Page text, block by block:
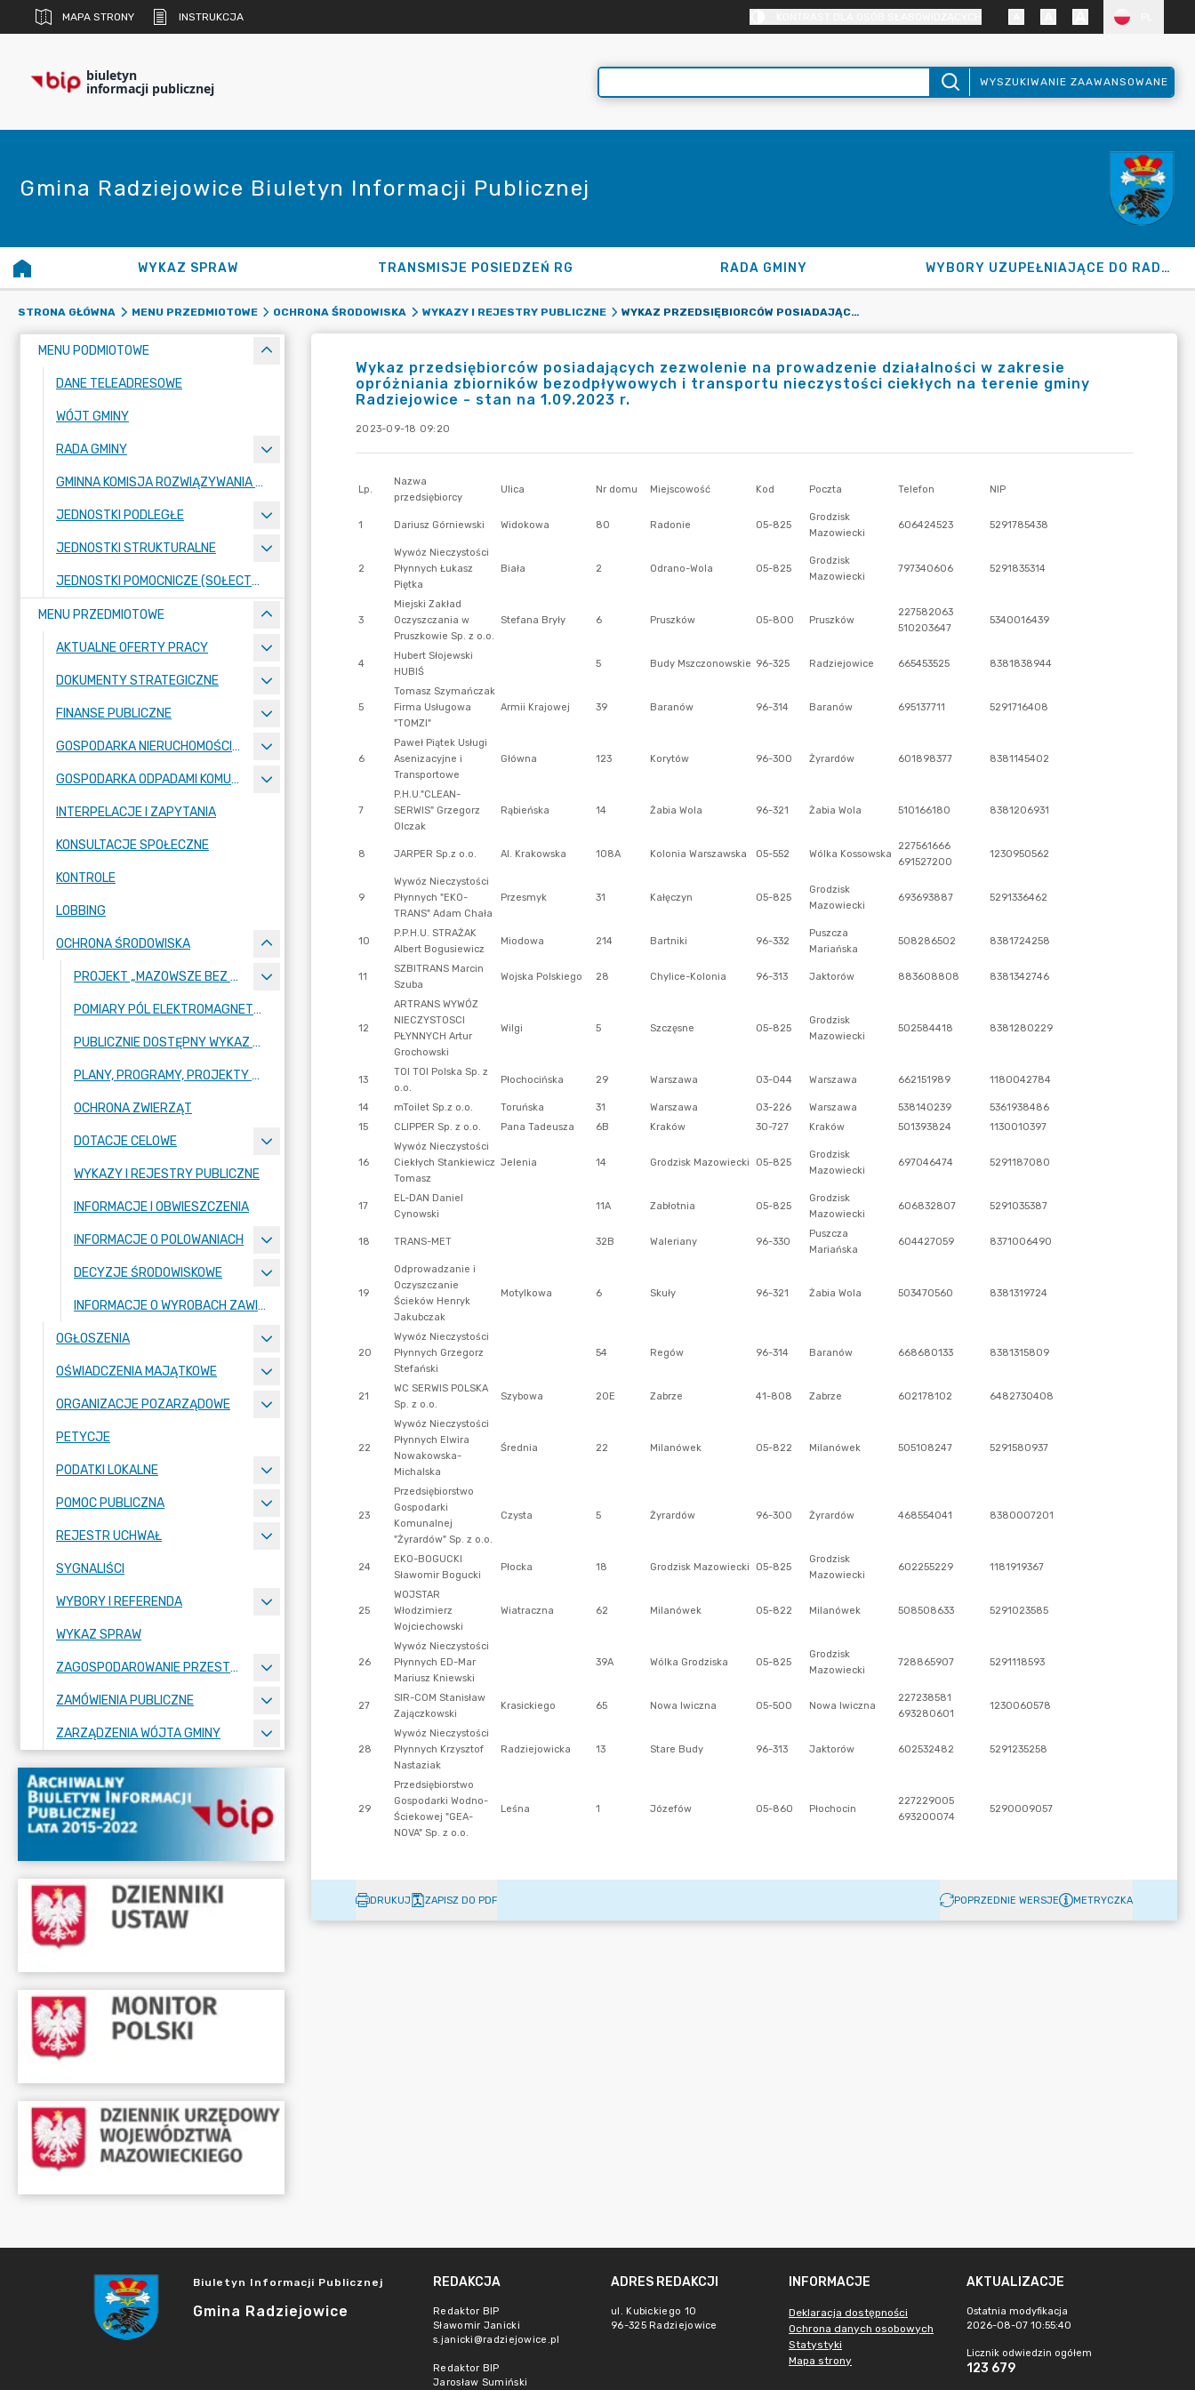
MAPA STRONY INSTRUKCJA
biuletyn
informacji publicznej WYSZUKIWANIE ZAAWANSOWANE
Gmina Radziejowice Biuletyn Informacji Publicznej
WYKAZ SPRAW TRANSMISJE POSIEDZEŃ RG RADA GMINY WYBORY UZUPEŁNIAJĄCE DO RADY GMINY 2026
STRONA GŁÓWNA MENU PRZEDMIOTOWE OCHRONA ŚRODOWISKA WYKAZY I REJESTRY PUBLICZNE WYKAZ PRZEDSIĘBIORCÓW POSIADAJĄCYCH ZEZWOLENIE NA PROWADZENIE DZIAŁALNOŚCI W ZAKRESIE OPRÓŻNIANIA ZBIORNIKÓW BEZODPŁYWOWYCH I TRANSPORTU NIECZYSTOŚCI CIEKŁYCH NA TERENIE GMINY RADZIEJOWICE - STAN NA 1.09.2023 R.
MENU PODMIOTOWE
DANE TELEADRESOWE
WÓJT GMINY
RADA GMINY
GMINNA KOMISJA ROZWIĄZYWANIA PROBLEMÓW ALKOHOLOWYCH
JEDNOSTKI PODLEGŁE
JEDNOSTKI STRUKTURALNE
JEDNOSTKI POMOCNICZE (SOŁECTWA)
MENU PRZEDMIOTOWE
AKTUALNE OFERTY PRACY
DOKUMENTY STRATEGICZNE
FINANSE PUBLICZNE
GOSPODARKA NIERUCHOMOŚCIAMI
GOSPODARKA ODPADAMI KOMUNALNYMI
INTERPELACJE I ZAPYTANIA
KONSULTACJE SPOŁECZNE
KONTROLE
LOBBING
OCHRONA ŚRODOWISKA
PROJEKT „MAZOWSZE BEZ SMOGU
POMIARY PÓL ELEKTROMAGNETYCZNYCH
PUBLICZNIE DOSTĘPNY WYKAZ DANYCH O ŚRODOWISKU
PLANY, PROGRAMY, PROJEKTY Z ZAKRESU OCHRONY ŚRODOWISKA
OCHRONA ZWIERZĄT
DOTACJE CELOWE
WYKAZY I REJESTRY PUBLICZNE
INFORMACJE I OBWIESZCZENIA
INFORMACJE O POLOWANIACH
DECYZJE ŚRODOWISKOWE
INFORMACJE O WYROBACH ZAWIERAJĄCYCH AZBEST
OGŁOSZENIA
OŚWIADCZENIA MAJĄTKOWE
ORGANIZACJE POZARZĄDOWE
PETYCJE
PODATKI LOKALNE
POMOC PUBLICZNA
REJESTR UCHWAŁ
SYGNALIŚCI
WYBORY I REFERENDA
WYKAZ SPRAW
ZAGOSPODAROWANIE PRZESTRZENNE
ZAMÓWIENIA PUBLICZNE
ZARZĄDZENIA WÓJTA GMINY
Wykaz przedsiębiorców posiadających zezwolenie na prowadzenie działalności w zakresie
opróżniania zbiorników bezodpływowych i transportu nieczystości ciekłych na terenie gminy
Radziejowice - stan na 1.09.2023 r.
2023-09-18 09:20
DRUKUJ ZAPISZ DO PDF POPRZEDNIE WERSJE METRYCZKA
Biuletyn Informacji Publicznej
Gmina Radziejowice
REDAKCJA
Redaktor BIP
Sławomir Janicki
s.janicki@radziejowice.pl
Redaktor BIP
Jarosław Sumiński
ADRES REDAKCJI
ul. Kubickiego 10
96-325 Radziejowice
INFORMACJE
Deklaracja dostępności
Ochrona danych osobowych
Statystyki
Mapa strony
AKTUALIZACJE
Ostatnia modyfikacja
2026-08-07 10:55:40
Licznik odwiedzin ogółem
123 679